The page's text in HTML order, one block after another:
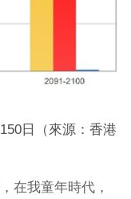
日（來源：香港
在我童年時代，